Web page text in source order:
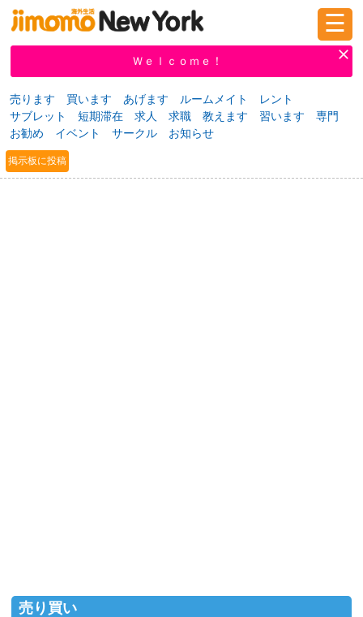
新規登録
掲示板 教えて！
☰
Ｗｅｌｃｏｍｅ！
売ります 買います あげます ルームメイト
レント
サブレット
短期滞在 求人 求職 教えます 習います
専門
お勧め
イベント サークル お知らせ
掲示板に投稿
売り買い